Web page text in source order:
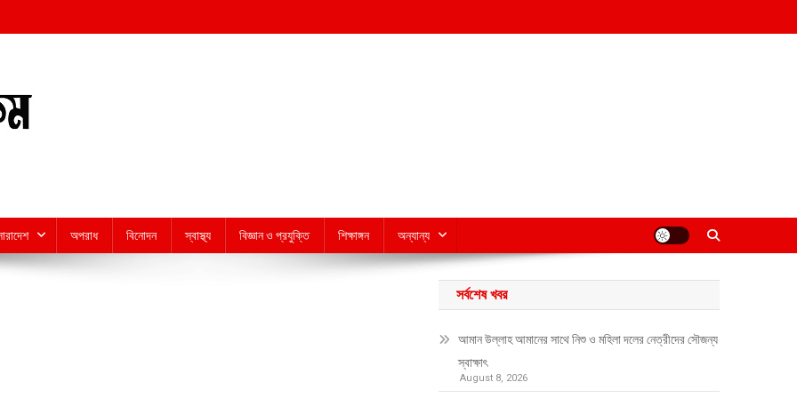
অপরাধ বিনোদন স্বাস্থ্য বিজ্ঞান ও প্রযুক্তি শিক্ষাঙ্গন অন্যান্য
সর্বশেষ খবর
আমান উল্লাহ আমানের সাথে নিশু ও মহিলা দলের নেত্রীদের সৌজন্য
স্বাক্ষাৎ
August 8, 2026